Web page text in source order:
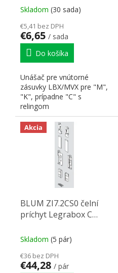
karbon čierna CS-M
Skladom (30 sada)
€5,41 bez DPH
€6,65 / sada
Do košíka
Unášač pre vnútorné
zásuvky LBX/MVX pre "M",
"K", prípadne "C" s
relingom
Akcia
BLUM ZI7.2CS0 čelní
príchyt Legrabox C
Skladom (5 pár)
€36 bez DPH
€44,28 / pár